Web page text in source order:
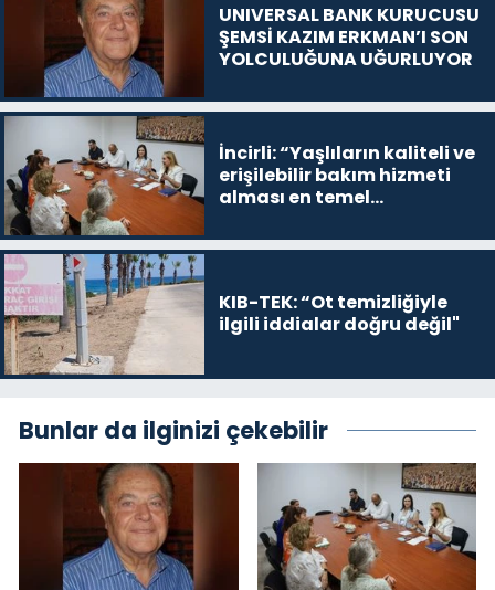
UNIVERSAL BANK KURUCUSU
ŞEMSİ KAZIM ERKMAN’I SON
YOLCULUĞUNA UĞURLUYOR
İncirli: “Yaşlıların kaliteli ve
erişilebilir bakım hizmeti
alması en temel
KIB-TEK: “Ot temizliğiyle
ilgili iddialar doğru değil"
Bunlar da ilginizi çekebilir